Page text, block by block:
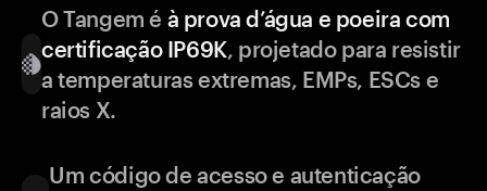
O Tangem é à prova d’água e poeira com
certificação IP69K, projetado para resistir
a temperaturas extremas, EMPs, ESCs e
raios X.
Um código de acesso e autenticação